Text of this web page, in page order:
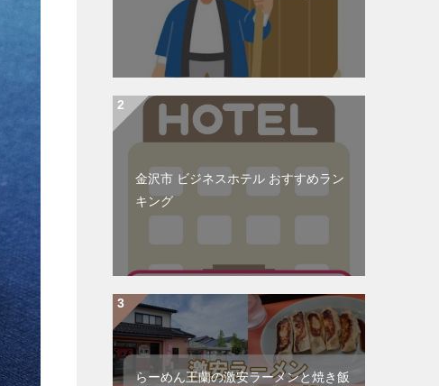
金沢市 ビジネスホテル おすすめラン
キング
らーめん王蘭の激安ラーメンと焼き飯